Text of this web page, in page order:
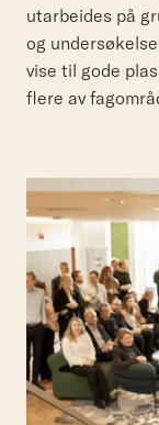
utarbeides på
og
vise til gode
flere av